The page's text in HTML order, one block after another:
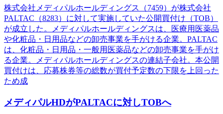
株式会社メディパルホールディングス（7459）が株式会社
PALTAC（8283）に対して実施していた公開買付け（TOB）
が成立した。メディパルホールディングスは、医療用医薬品
や化粧品・日用品などの卸売事業を手がける企業。PALTAC
は、化粧品・日用品・一般用医薬品などの卸売事業を手がけ
る企業。メディパルホールディングスの連結子会社。本公開
買付けは、応募株券等の総数が買付予定数の下限を上回った
ため成
メディパルHDがPALTACに対しTOBへ